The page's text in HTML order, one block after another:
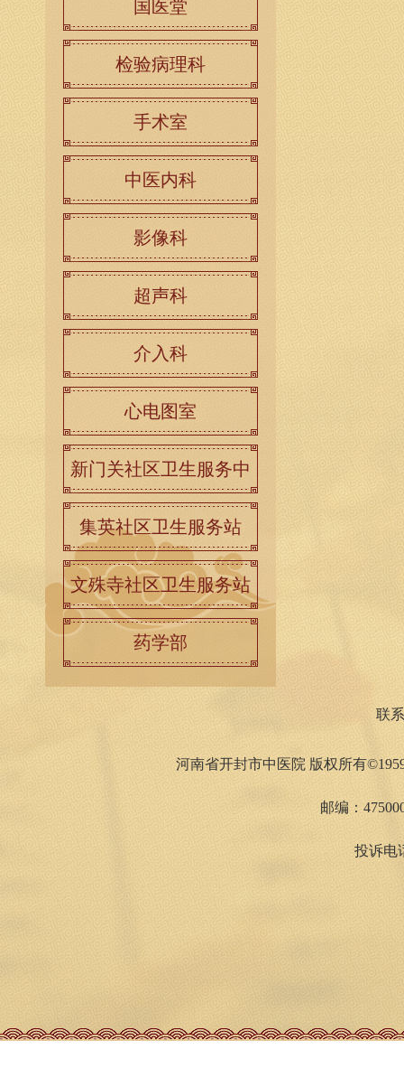
国医堂
检验病理科
手术室
中医内科
影像科
超声科
介入科
心电图室
新门关社区卫生服务中
心
集英社区卫生服务站
文殊寺社区卫生服务站
药学部
联
河南省开封市中医院 版权所有
邮编：
投诉电